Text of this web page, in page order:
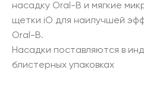
насадку Oral-B и мягкие
щетки iO для наилучшей
Oral-B.
Насадки поставляются в
блистерных упаковках